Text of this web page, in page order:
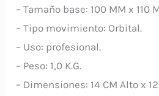
– Tamaño base: 100 MM x 110
– Tipo movimiento: Orbital.
– Uso: profesional.
– Peso: 1,0 K.G.
– Dimensiones: 14 CM Alto x